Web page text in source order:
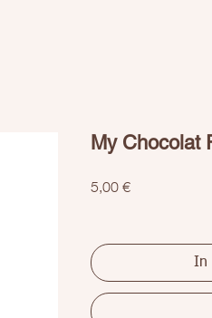
My Chocolat
5,00 €Preis
In